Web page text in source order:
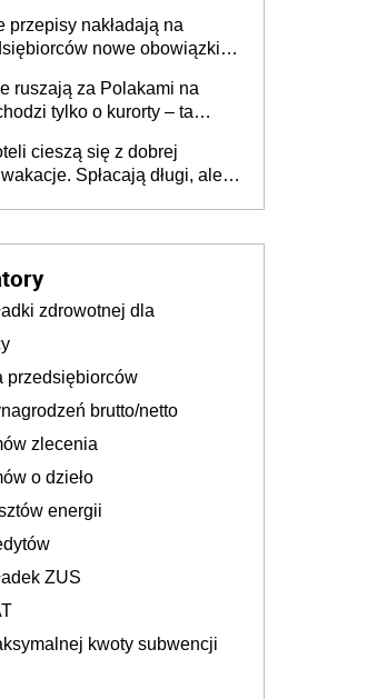
przepisy nakładają na
nowe obowiązki w
ruszają za Polakami na
tylko o kurorty – ta
spędzi urlop po cichu
cieszą się z dobrej
Spłacają długi, ale
zdrowotnej dla
przedsiębiorców
brutto/netto
zlecenia
o dzieło
energii
ZUS
kwoty subwencji